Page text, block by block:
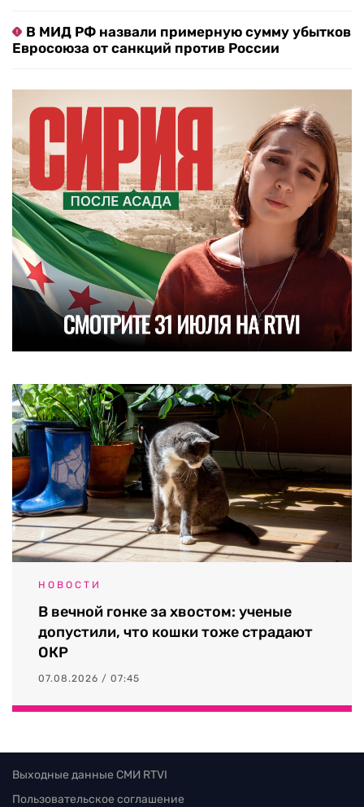
В МИД РФ назвали примерную сумму убытков
Евросоюза от санкций против России
НОВОСТИ
В вечной гонке за хвостом: ученые
допустили, что кошки тоже страдают
ОКР
07.08.2026 / 07:45
Выходные данные СМИ RTVI
Пользовательское соглашение